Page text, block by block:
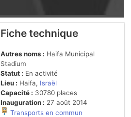
Fiche technique
Autres noms : Haifa Municipal
Stadium
Statut : En activité
Lieu : Haifa, Israël
Capacité : 30780 places
Inauguration : 27 août 2014
Transports en commun